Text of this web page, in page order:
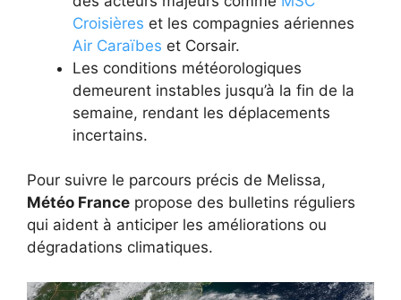
Croisières et les compagnies aériennes
Air Caraïbes et Corsair.
Les conditions météorologiques
demeurent instables jusqu’à la fin de la
semaine, rendant les déplacements
incertains.
Pour suivre le parcours précis de Melissa,
Météo France propose des bulletins réguliers
qui aident à anticiper les améliorations ou
dégradations climatiques.